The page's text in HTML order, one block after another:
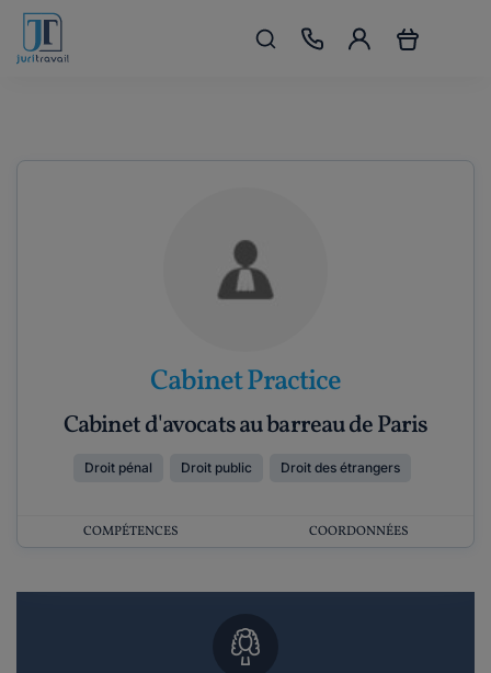
Cabinet Practice
Cabinet d'avocats au barreau de Paris
Droit pénal Droit public Droit des étrangers
COMPÉTENCES COORDONNÉES